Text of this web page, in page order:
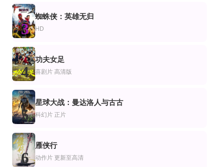
正片
印度制造原声版
安努舒卡·莎玛,瓦伦·达万,拉格胡维尔·亚达夫,纳米特·达斯,吉恩德拉·沙斯特里
HD
狄仁杰之降魔咒
陈浩民,恩璟,刘金,来喜,Laixi,金宁,沈凯,刘亦彤,侍宣如,陈炳强,Bingqiang,Chen,
HD
杀手蝴蝶梦
钟镇涛,王祖贤,梁朝伟,陈惠敏,刘家辉,关海山,吴孟达,张达明
正片
当我的时间到来时
大阪城物语
志村乔,市川团子,山田五十铃,久我美子,三船敏郎,香川京子
正片
阿玛迪罗
卡斯珀·特里斯坦
太阳脸
郭晓桐,吴毅,魏子涵,谭笑,王慕容,栗昊男,梁浩,阚金明
儿子2坟墓
达林·德维特·汉森,特雷沃·杰克逊,马丽娅豪厄尔,布拉德·詹姆斯,贾斯汀·马丁
月·色
王放,唐小然
3
蜘蛛侠：英雄无归
HD
4
功夫女足
喜剧片 高清版
5
星球大战：曼达洛人与古古
科幻片 正片
6
雁侠行
动作片 更新至高清